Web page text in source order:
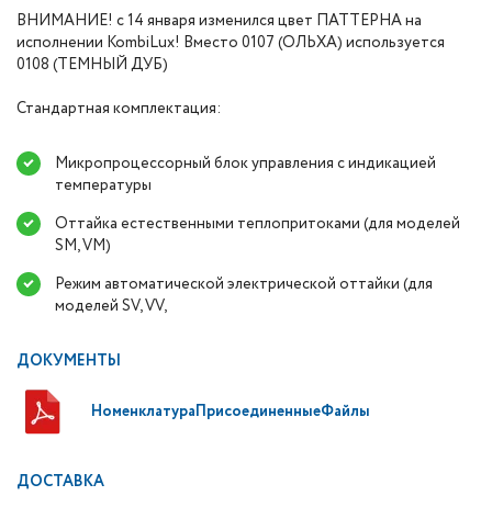
ВНИМАНИЕ! с 14 января изменился цвет ПАТТЕРНА на
исполнении KombiLux! Вместо 0107 (ОЛЬХА) используется
0108 (ТЕМНЫЙ ДУБ)
Стандартная комплектация:
Микропроцессорный блок управления с индикацией
температуры
Оттайка естественными теплопритоками (для моделей
SM, VM)
Режим автоматической электрической оттайки (для
моделей SV, VV,
ДОКУМЕНТЫ
НоменклатураПрисоединенныеФайлы
ДОСТАВКА